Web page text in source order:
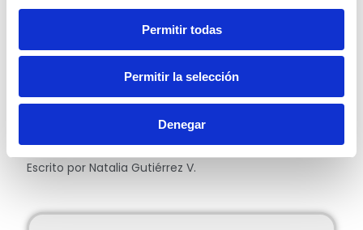
Permitir todas
Permitir la selección
Denegar
En caso de actualización extemporánea, se emitirá
Esta funcionalidad sin duda permitirá ganar agilidad
en las diversas gestiones pertinentes que se deben
realizar. Esperamos esta información haya sido de
para que no te pierdas la información más
actualizada que tenemos para ti.
Escrito por Natalia Gutiérrez V.